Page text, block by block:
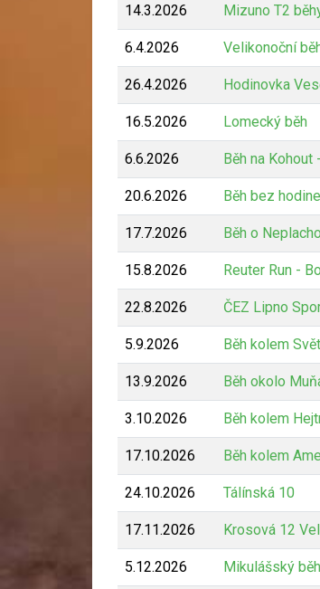
14.3.2026 Mizuno T2
6.4.2026 Velikonoční
26.4.2026 Hodinovka
16.5.2026 Lomecký běh
6.6.2026 Běh na
20.6.2026 Běh bez
17.7.2026 Běh o
15.8.2026 Reuter Run -
22.8.2026 ČEZ Lipno
5.9.2026 Běh kolem
13.9.2026 Běh okolo
3.10.2026 Běh kolem
17.10.2026 Běh kolem
24.10.2026 Tálínská 10
17.11.2026 Krosová 12
5.12.2026 Mikulášský